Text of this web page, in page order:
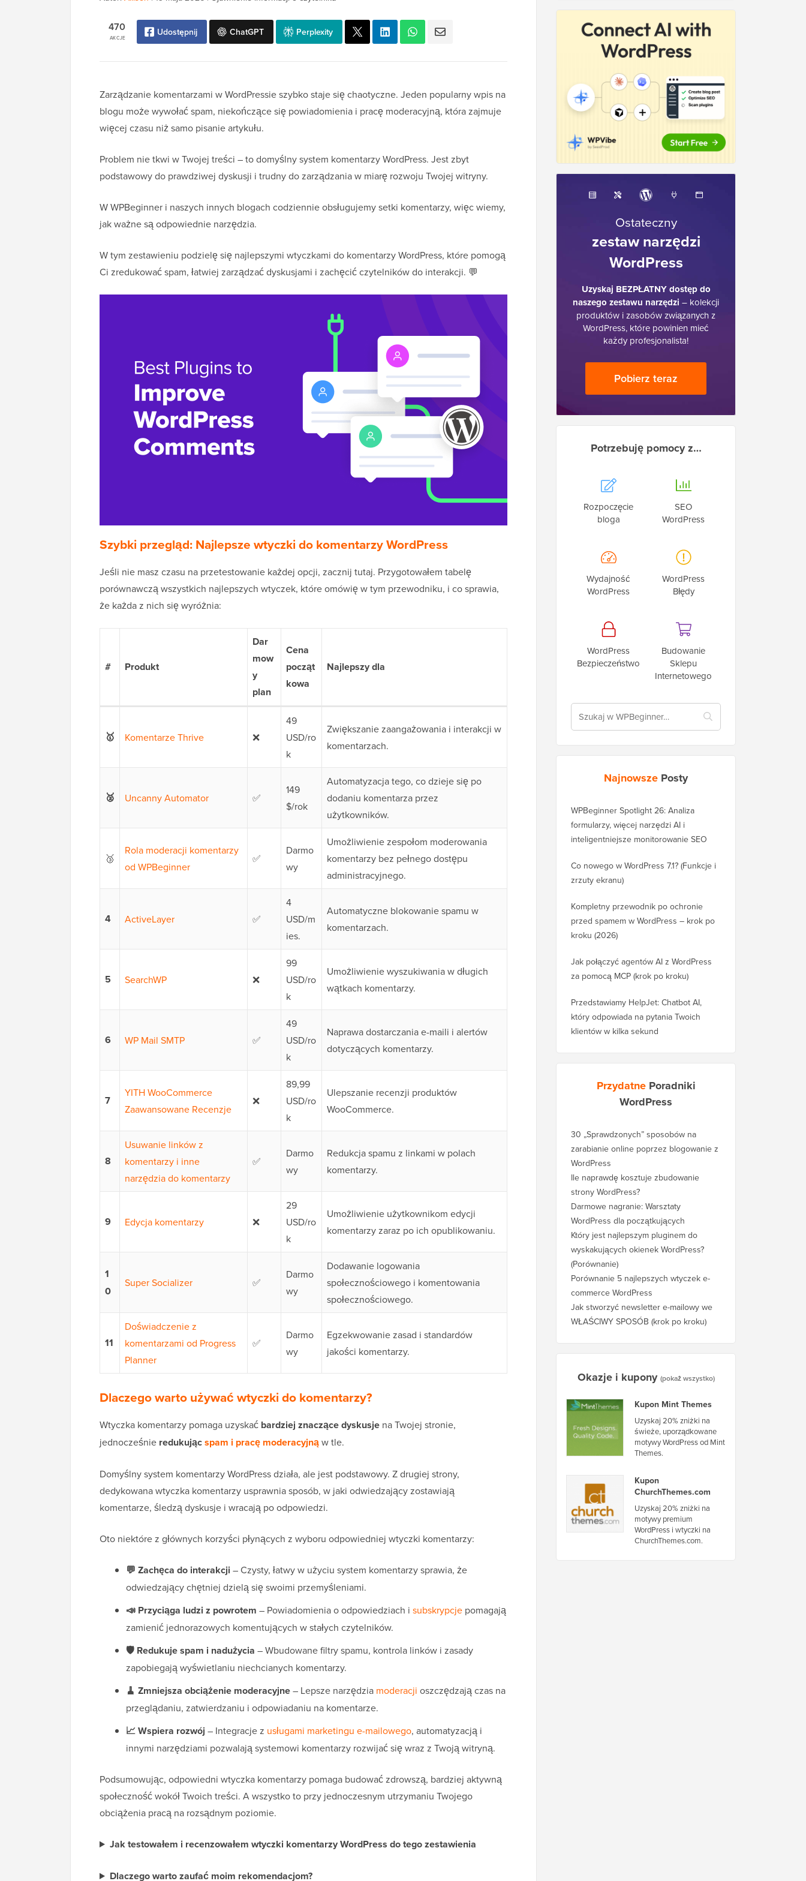
AKCJE
470 Udostępnij ChatGPT Perplexity
Zarządzanie komentarzami w WordPressie szybko staje się chaotyczne. Jeden popularny wpis na
blogu może wywołać spam, niekończące się powiadomienia i pracę moderacyjną, która zajmuje
więcej czasu niż samo pisanie artykułu.
Problem nie tkwi w Twojej treści – to domyślny system komentarzy WordPress. Jest zbyt
podstawowy do prawdziwej dyskusji i trudny do zarządzania w miarę rozwoju Twojej witryny.
W WPBeginner i naszych innych blogach codziennie obsługujemy setki komentarzy, więc wiemy,
jak ważne są odpowiednie narzędzia.
W tym zestawieniu podzielę się najlepszymi wtyczkami do komentarzy WordPress, które pomogą
Ci zredukować spam, łatwiej zarządzać dyskusjami i zachęcić czytelników do interakcji. 💬
Szybki przegląd: Najlepsze wtyczki do komentarzy WordPress
Jeśli nie masz czasu na przetestowanie każdej opcji, zacznij tutaj. Przygotowałem tabelę
porównawczą wszystkich najlepszych wtyczek, które omówię w tym przewodniku, i co sprawia,
że każda z nich się wyróżnia:
# Produkt
Dar
mow
y
plan
Cena
począt
kowa
Najlepszy dla
🥇 Komentarze Thrive ❌
49
USD/ro
k
Zwiększanie zaangażowania i interakcji w
komentarzach.
🥈 Uncanny Automator ✅
149
$/rok
Automatyzacja tego, co dzieje się po
dodaniu komentarza przez
użytkowników.
🥉
Rola moderacji komentarzy
od WPBeginner
✅
Darmo
wy
Umożliwienie zespołom moderowania
komentarzy bez pełnego dostępu
administracyjnego.
4 ActiveLayer ✅
4
USD/m
ies.
Automatyczne blokowanie spamu w
komentarzach.
5 SearchWP ❌
99
USD/ro
k
Umożliwienie wyszukiwania w długich
wątkach komentarzy.
6 WP Mail SMTP ✅
49
USD/ro
k
Naprawa dostarczania e-maili i alertów
dotyczących komentarzy.
7
YITH WooCommerce
Zaawansowane Recenzje
❌
89,99
USD/ro
k
Ulepszanie recenzji produktów
WooCommerce.
8
Usuwanie linków z
komentarzy i inne
narzędzia do komentarzy
✅
Darmo
wy
Redukcja spamu z linkami w polach
komentarzy.
9 Edycja komentarzy ❌
29
USD/ro
k
Umożliwienie użytkownikom edycji
komentarzy zaraz po ich opublikowaniu.
1
0
Super Socializer ✅
Darmo
wy
Dodawanie logowania
społecznościowego i komentowania
społecznościowego.
11
Doświadczenie z
komentarzami od Progress
Planner
✅
Darmo
wy
Egzekwowanie zasad i standardów
jakości komentarzy.
Dlaczego warto używać wtyczki do komentarzy?
Wtyczka komentarzy pomaga uzyskać bardziej znaczące dyskusje na Twojej stronie,
jednocześnie redukującspam i pracę moderacyjnąw tle.
Domyślny system komentarzy WordPress działa, ale jest podstawowy. Z drugiej strony,
dedykowana wtyczka komentarzy usprawnia sposób, w jaki odwiedzający zostawiają
komentarze, śledzą dyskusje i wracają po odpowiedzi.
Oto niektóre z głównych korzyści płynących z wyboru odpowiedniej wtyczki komentarzy:
💬 Zachęca do interakcji – Czysty, łatwy w użyciu system komentarzy sprawia, że
odwiedzający chętniej dzielą się swoimi przemyśleniami.
📣 Przyciąga ludzi z powrotem – Powiadomienia o odpowiedziach i subskrypcje pomagają
zamienić jednorazowych komentujących w stałych czytelników.
🛡️ Redukuje spam i nadużycia – Wbudowane filtry spamu, kontrola linków i zasady
zapobiegają wyświetlaniu niechcianych komentarzy.
🧹 Zmniejsza obciążenie moderacyjne– Lepsze narzędzia moderacji oszczędzają czas na
przeglądaniu, zatwierdzaniu i odpowiadaniu na komentarze.
📈 Wspiera rozwój – Integracje z usługami marketingu e-mailowego, automatyzacją i
innymi narzędziami pozwalają systemowi komentarzy rozwijać się wraz z Twoją witryną.
Podsumowując, odpowiedni wtyczka komentarzy pomaga budować zdrowszą, bardziej aktywną
społeczność wokół Twoich treści. A wszystko to przy jednoczesnym utrzymaniu Twojego
obciążenia pracą na rozsądnym poziomie.
Jak testowałem i recenzowałem wtyczki komentarzy WordPress do tego zestawienia
Dlaczego warto zaufać moim rekomendacjom?
Ostateczny
zestaw narzędzi
WordPress
Uzyskaj BEZPŁATNY dostęp do
naszego zestawu narzędzi – kolekcji
produktów i zasobów związanych z
WordPress, które powinien mieć
każdy profesjonalista!
Pobierz teraz
Potrzebuję pomocy z…
Rozpoczęcie
bloga
SEO
WordPress
Wydajność
WordPress
WordPress
Błędy
WordPress
Bezpieczeństwo
Budowanie
Sklepu
Internetowego
Najnowsze Posty
WPBeginner Spotlight 26: Analiza
formularzy, więcej narzędzi AI i
inteligentniejsze monitorowanie SEO
Co nowego w WordPress 7.1? (Funkcje i
zrzuty ekranu)
Kompletny przewodnik po ochronie
przed spamem w WordPress – krok po
kroku (2026)
Jak połączyć agentów AI z WordPress
za pomocą MCP (krok po kroku)
Przedstawiamy HelpJet: Chatbot AI,
który odpowiada na pytania Twoich
klientów w kilka sekund
Przydatne Poradniki
WordPress
30 „Sprawdzonych” sposobów na
zarabianie online poprzez blogowanie z
WordPress
Ile naprawdę kosztuje zbudowanie
strony WordPress?
Darmowe nagranie: Warsztaty
WordPress dla początkujących
Który jest najlepszym pluginem do
wyskakujących okienek WordPress?
(Porównanie)
Porównanie 5 najlepszych wtyczek e-
commerce WordPress
Jak stworzyć newsletter e-mailowy we
WŁAŚCIWY SPOSÓB (krok po kroku)
Okazje i kupony (pokaż wszystko)
Kupon Mint Themes
Uzyskaj 20% zniżki na
świeże, uporządkowane
motywy WordPress od Mint
Themes.
Kupon
ChurchThemes.com
Uzyskaj 20% zniżki na
motywy premium
WordPress i wtyczki na
ChurchThemes.com.